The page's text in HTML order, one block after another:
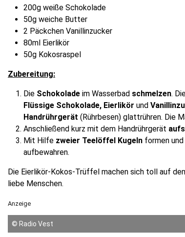
200g weiße Schokolade
50g weiche Butter
2 Päckchen Vanillinzucker
80ml Eierlikör
50g Kokosraspel
Zubereitung:
Die Schokolade im Wasserbad schmelzen.
Flüssige Schokolade, Eierlikör und
Handrührgerät (Rührbesen) glattrühren. Die
Anschließend kurz mit dem Handrührgerät
Mit Hilfe zweier Teelöffel Kugeln formen und
aufbewahren.
Die Eierlikör-Kokos-Trüffel machen sich toll auf
liebe Menschen.
Anzeige
© Radio Vest